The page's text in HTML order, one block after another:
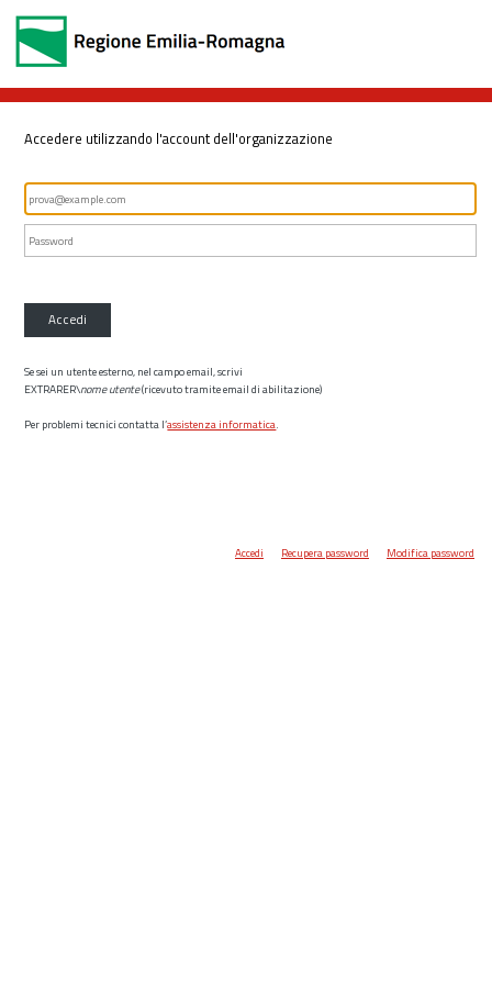
Accedere utilizzando l'account dell'organizzazione
Accedi
Se sei un utente esterno, nel campo email, scrivi
EXTRARER\nome utente(ricevuto tramite email di abilitazione)
Per problemi tecnici contatta l’assistenza informatica.
Accedi Recupera password Modifica password